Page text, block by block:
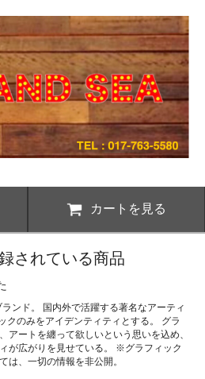
カートを見る
されている商品
ンド。 国内外で活躍する著名なアーティ
クのみをアイデンティティとする。 グラ
アートを纏って欲しいという思いを込め、
が広がりを見せている。 ※グラフィック
は、一切の情報を非公開。